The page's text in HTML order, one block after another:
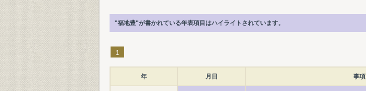
"福地豊"が書かれている年表項目はハイライトされています。
1
年 月日 事項